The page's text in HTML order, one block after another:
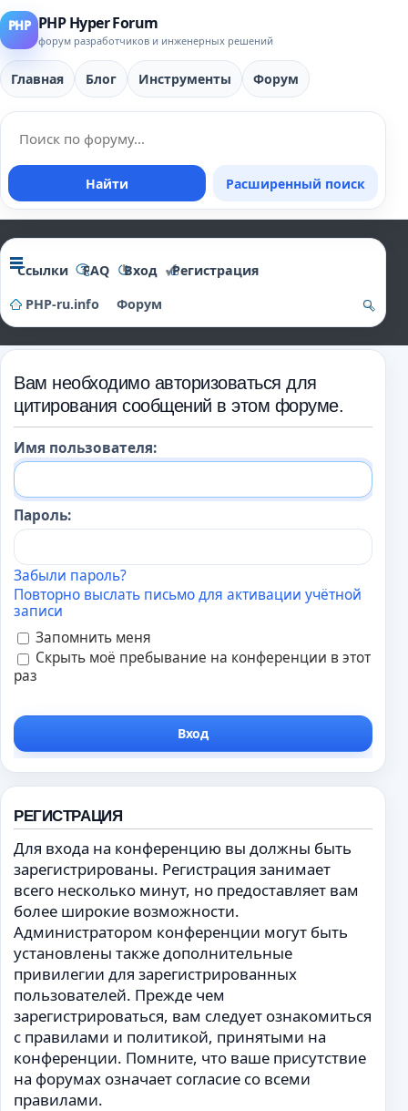
PHP Hyper Forum
форум разработчиков и инженерных решений
Главная Блог Инструменты Форум
Найти Расширенный поиск
Ссылки FAQ Вход
Регистрация
PHP-ru.info
Форум
Вам необходимо авторизоваться для
цитирования сообщений в этом форуме.
Имя пользователя:
Пароль:
Забыли пароль?
Повторно выслать письмо для активации учётной
записи
Запомнить меня
Скрыть моё пребывание на конференции в этот
раз
РЕГИСТРАЦИЯ
Для входа на конференцию вы должны быть
зарегистрированы. Регистрация занимает
всего несколько минут, но предоставляет вам
более широкие возможности.
Администратором конференции могут быть
установлены также дополнительные
привилегии для зарегистрированных
пользователей. Прежде чем
зарегистрироваться, вам следует ознакомиться
с правилами и политикой, принятыми на
конференции. Помните, что ваше присутствие
на форумах означает согласие со всеми
правилами.